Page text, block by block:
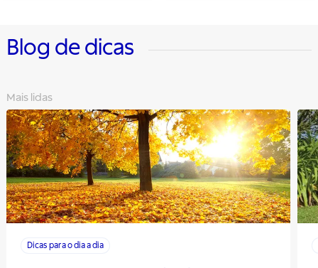
Blog de dicas
Mais lidas
Dicas para o dia a dia